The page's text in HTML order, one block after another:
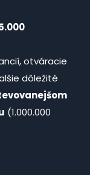
otváracie
dôležité
(1.000.000